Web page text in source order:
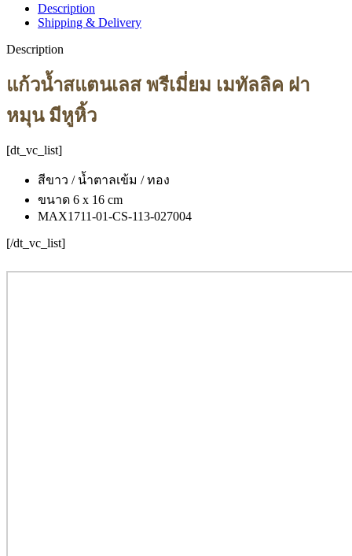
Description
Shipping & Delivery
Description
แก้วน้ำสแตนเลส พรีเมี่ยม เมทัลลิค ฝา
หมุน มีหูหิ้ว
[dt_vc_list]
สีขาว / น้ำตาลเข้ม / ทอง
ขนาด 6 x 16 cm
MAX1711-01-CS-113-027004
[/dt_vc_list]